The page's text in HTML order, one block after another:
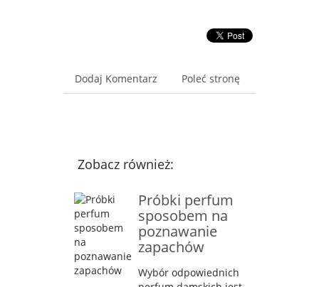
Dodaj Komentarz Poleć stronę
Zobacz również:
Próbki perfum
sposobem na
poznawanie
zapachów
Wybór odpowiednich